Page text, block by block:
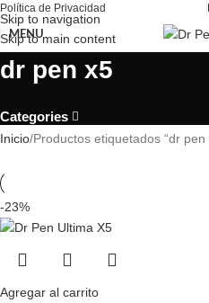
Skip to navigation
Skip to main content
Política de Privacidad
MENU
dr pen x5
Categories
Inicio Productos etiquetados “dr pen
-23%
Agregar al carrito